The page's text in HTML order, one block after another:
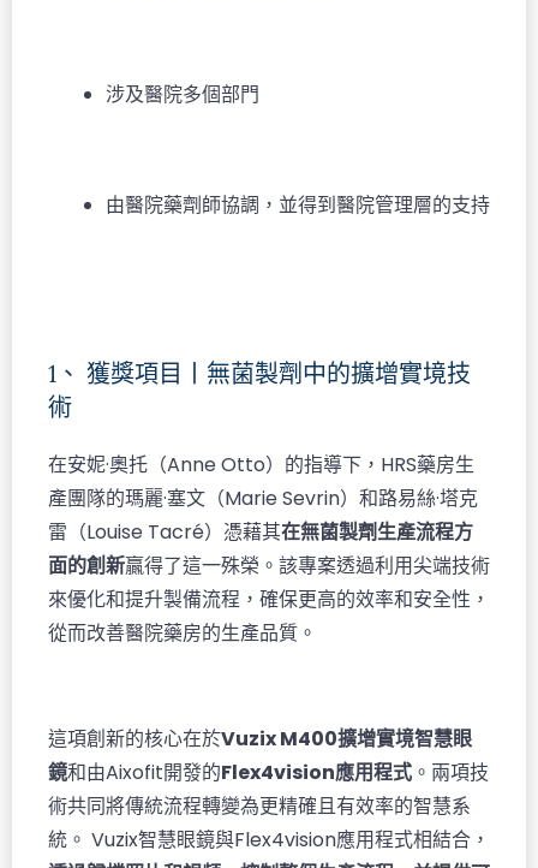
涉及醫院多個部門
由醫院藥劑師協調，並得到醫院管理層的支持
1、 獲獎項目丨無菌製劑中的擴增實境技
術
在安妮·奧托（Anne Otto）的指導下，HRS藥房生
產團隊的瑪麗·塞文（Marie Sevrin）和路易絲·塔克
雷（Louise Tacré）憑藉其在無菌製劑生產流程方
面的創新贏得了這一殊榮。 該專案透過利用尖端技術
來優化和提升製備流程，確保更高的效率和安全性，
從而改善醫院藥房的生產品質。
這項創新的核心在於Vuzix M400擴增實境智慧眼
鏡和由Aixofit開發的Flex4vision應用程式 。兩項技
術共同將傳統流程轉變為更精確且有效率的智慧系
統。 Vuzix智慧眼鏡與Flex4vision應用程式相結合，